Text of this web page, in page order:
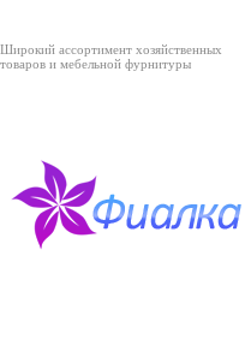
Широкий ассортимент хозяйственных
товаров и мебельной фурнитуры